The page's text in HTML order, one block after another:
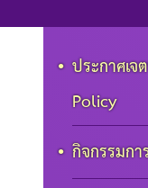
ประกาศเ
Policy
กิจกรรมก